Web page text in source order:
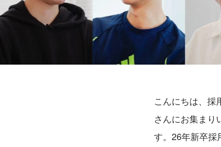
こんにちは、採
さんにお集まり
す。26年新卒採